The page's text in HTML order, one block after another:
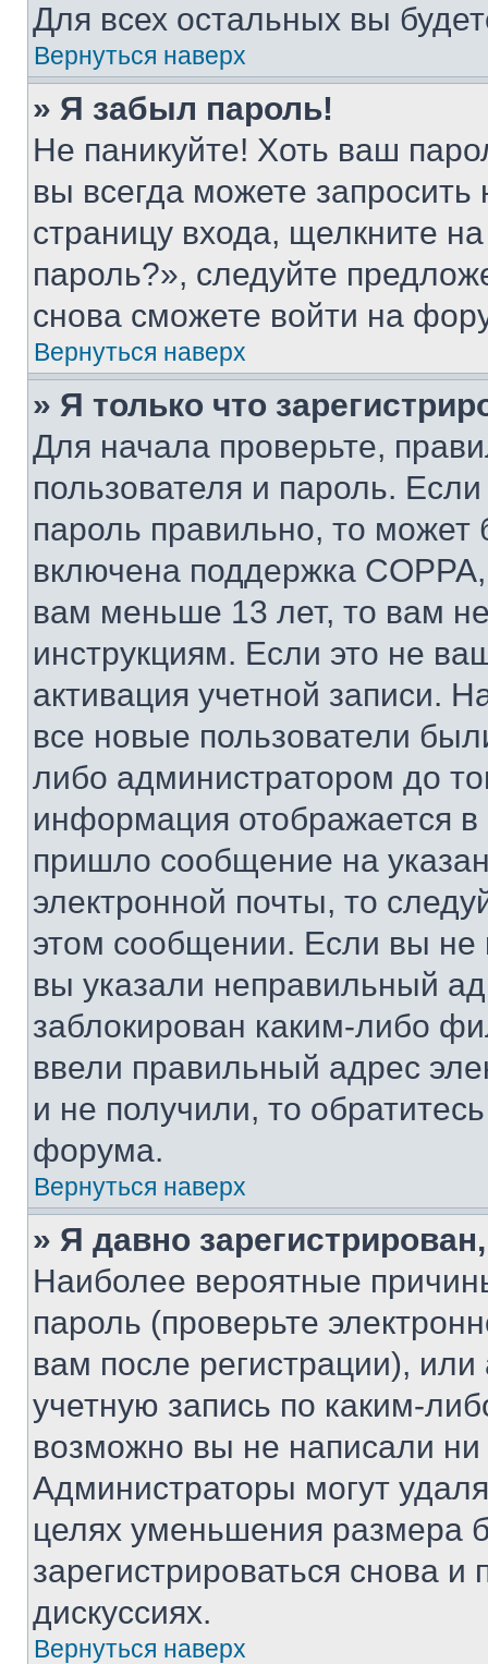
Для всех остальных вы
Вернуться наверх
» Я забыл пароль!
Не паникуйте! Хоть ваш
вы всегда можете
страницу входа, щелкните
пароль?», следуйте
снова сможете войти на
Вернуться наверх
» Я только что
Для начала проверьте,
пользователя и пароль.
пароль правильно, то может
включена поддержка
вам меньше 13 лет, то вам
инструкциям. Если это не
активация учетной записи.
все новые пользователи
либо администратором до
информация отображается
пришло сообщение на
электронной почты, то
этом сообщении. Если вы
вы указали неправильный
заблокирован каким-либо
ввели правильный адрес
и не получили, то
форума.
Вернуться наверх
» Я давно
Наиболее вероятные
пароль (проверьте
вам после регистрации),
учетную запись по каким-
возможно вы не написали
Администраторы могут
целях уменьшения размера
зарегистрироваться снова и
дискуссиях.
Вернуться наверх